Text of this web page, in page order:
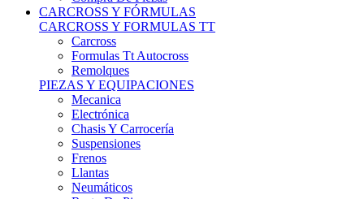
CARCROSS Y FÓRMULAS
CARCROSS Y FORMULAS TT
Carcross
Formulas Tt Autocross
Remolques
PIEZAS Y EQUIPACIONES
Mecanica
Electrónica
Chasis Y Carrocería
Suspensiones
Frenos
Llantas
Neumáticos